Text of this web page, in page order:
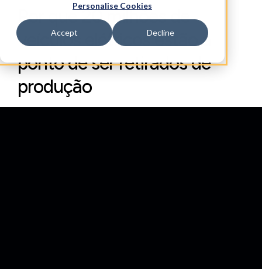
Personalise Cookies
Accept Decline
Por que 20 milhões de
veículos elétricos estão a
ponto de ser retirados de
produção